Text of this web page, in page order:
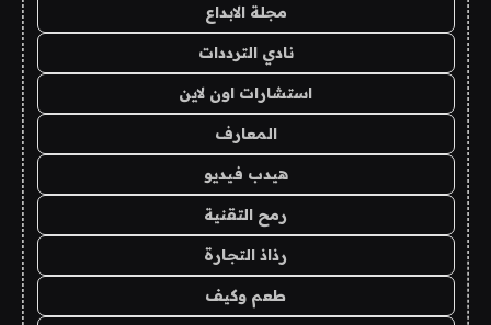
مجلة الابداع
نادي الترددات
استشارات اون لاين
المعارف
هيدب فيديو
رمح التقنية
رذاذ التجارة
طعم وكيف